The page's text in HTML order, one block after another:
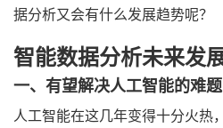
据分析又会有什么发展趋势呢？
智能数据分析未来发
一、有望解决人工智能的难题
人工智能在这几年变得十分火热